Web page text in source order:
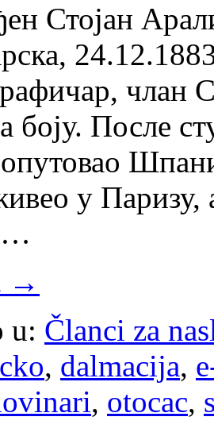
Стојан
члан
боју. После
у Паризу,
…
→
u: Članci za
, dalmacija,
, otocac,